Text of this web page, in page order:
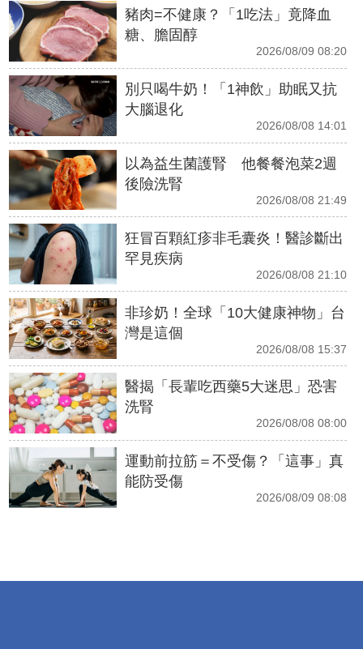
豬肉=不健康？「1吃法」竟降血
糖、膽固醇
2026/08/09 08:20
別只喝牛奶！「1神飲」助眠又抗
大腦退化
2026/08/08 14:01
以為益生菌護腎 他餐餐泡菜2週
後險洗腎
2026/08/08 21:49
狂冒百顆紅疹非毛囊炎！醫診斷出
罕見疾病
2026/08/08 21:10
非珍奶！全球「10大健康神物」台
灣是這個
2026/08/08 15:37
醫揭「長輩吃西藥5大迷思」恐害
洗腎
2026/08/08 08:00
運動前拉筋＝不受傷？「這事」真
能防受傷
2026/08/09 08:08